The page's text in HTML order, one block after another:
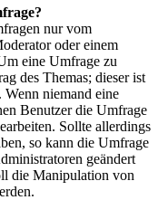
nur vom
oder einem
eine Umfrage zu
des Themas; dieser ist
niemand eine
Benutzer die Umfrage
Sollte allerdings
so kann die Umfrage
geändert
die Manipulation von